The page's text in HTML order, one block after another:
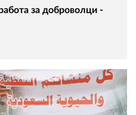
за доброволци -